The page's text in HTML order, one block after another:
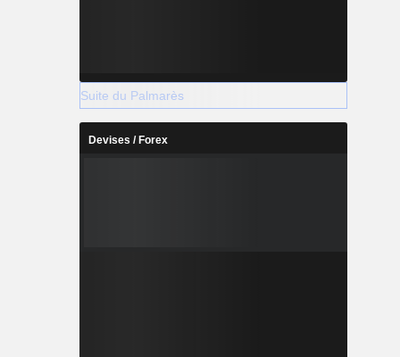
Suite du Palmarès
Devises / Forex